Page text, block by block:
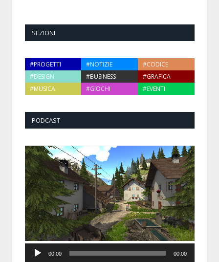
SEZIONI
#PROGETTI #NOTIZIE
#CODICE
#DESIGN
#BUSINESS
#GRAFICA
#MUSICA
#GIOCHI #EVENTI
PODCAST
Player
00:00 00:00